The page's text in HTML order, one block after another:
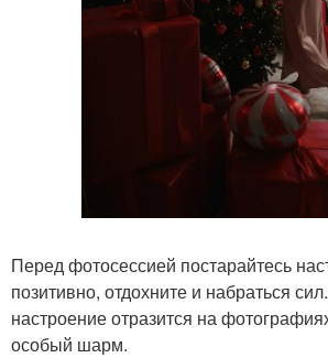
Перед фотосессией постарайтесь
позитивно, отдохните и набраться
настроение отразится на
особый шарм.